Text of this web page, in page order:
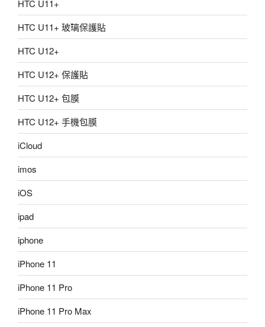
HTC U11+
HTC U11+ 玻璃保護貼
HTC U12+
HTC U12+ 保護貼
HTC U12+ 包膜
HTC U12+ 手機包膜
iCloud
imos
iOS
ipad
iphone
iPhone 11
iPhone 11 Pro
iPhone 11 Pro Max